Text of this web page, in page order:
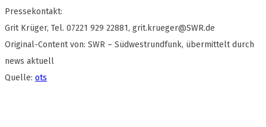
Pressekontakt:
Grit Krüger, Tel. 07221 929 22881, grit.krueger@SWR.de
Original-Content von: SWR – Südwestrundfunk, übermittelt durch
news aktuell
Quelle: ots